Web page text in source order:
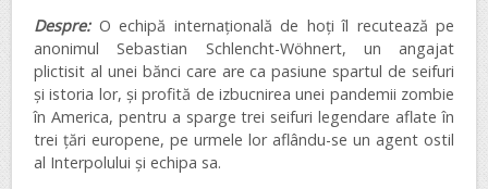
Despre: O echipă internațională de hoți îl recutează pe
anonimul Sebastian Schlencht-Wöhnert, un angajat
plictisit al unei bănci care are ca pasiune spartul de seifuri
și istoria lor, și profită de izbucnirea unei pandemii zombie
în America, pentru a sparge trei seifuri legendare aflate în
trei țări europene, pe urmele lor aflându-se un agent ostil
al Interpolului și echipa sa.